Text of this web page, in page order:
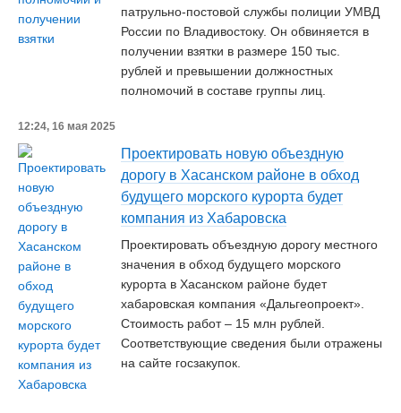
патрульно-постовой службы полиции УМВД
России по Владивостоку. Он обвиняется в
получении взятки в размере 150 тыс.
рублей и превышении должностных
полномочий в составе группы лиц.
12:24, 16 мая 2025
Проектировать новую объездную
дорогу в Хасанском районе в обход
будущего морского курорта будет
компания из Хабаровска
Проектировать объездную дорогу местного
значения в обход будущего морского
курорта в Хасанском районе будет
хабаровская компания «Дальгеопроект».
Стоимость работ – 15 млн рублей.
Соответствующие сведения были отражены
на сайте госзакупок.